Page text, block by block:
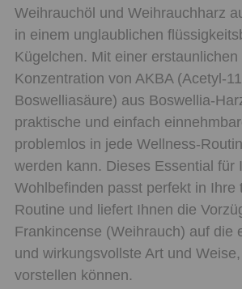
Weihrauchöl und Weihrauchharz
in einem unglaublichen
Kügelchen. Mit einer erstaunlichen
Konzentration von AKBA (Acetyl-
Boswelliasäure) aus Boswellia-
praktische und einfach
problemlos in jede Wellness-
werden kann. Dieses Essential für
Wohlbefinden passt perfekt in Ihre
Routine und liefert Ihnen die
Frankincense (Weihrauch) auf die
und wirkungsvollste Art und
vorstellen können.